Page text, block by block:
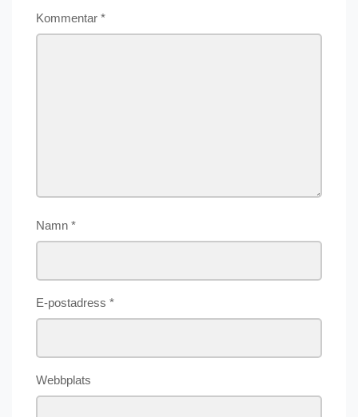
Kommentar *
Namn *
E-postadress *
Webbplats